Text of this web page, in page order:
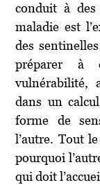
conduit à
maladie est
des
préparer à
vulnérabilité,
dans un
forme de
l’autre. Tout
pourquoi
qui doit